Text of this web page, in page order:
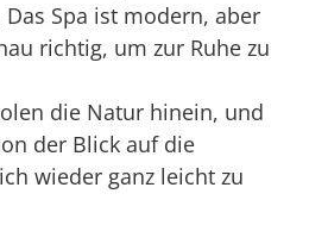
Das Spa ist modern, aber
richtig, um zur Ruhe zu
die Natur hinein, und
der Blick auf die
wieder ganz leicht zu